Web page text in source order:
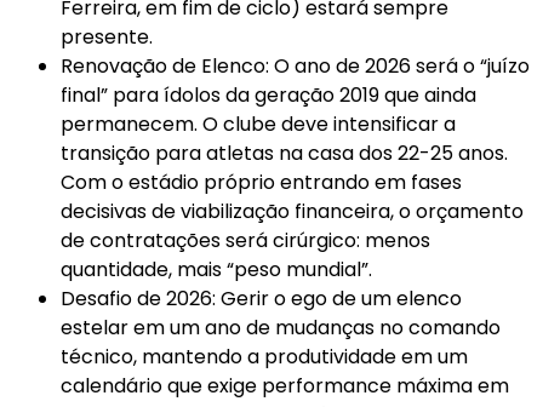
Ferreira, em fim de ciclo) estará sempre
presente.
Renovação de Elenco: O ano de 2026 será o “juízo
final” para ídolos da geração 2019 que ainda
permanecem. O clube deve intensificar a
transição para atletas na casa dos 22-25 anos.
Com o estádio próprio entrando em fases
decisivas de viabilização financeira, o orçamento
de contratações será cirúrgico: menos
quantidade, mais “peso mundial”.
Desafio de 2026: Gerir o ego de um elenco
estelar em um ano de mudanças no comando
técnico, mantendo a produtividade em um
calendário que exige performance máxima em